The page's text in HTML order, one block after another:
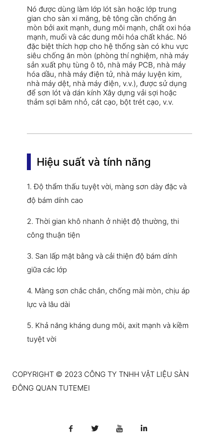
Nó được dùng làm lớp lót sàn hoặc lớp trung
gian cho sàn xi măng, bê tông cần chống ăn
mòn bởi axit mạnh, dung môi mạnh, chất oxi hóa
mạnh, muối và các dung môi hóa chất khác. Nó
đặc biệt thích hợp cho hệ thống sàn có khu vực
siêu chống ăn mòn (phòng thí nghiệm, nhà máy
sản xuất phụ tùng ô tô, nhà máy PCB, nhà máy
hóa dầu, nhà máy điện tử, nhà máy luyện kim,
nhà máy dệt, nhà máy điện, v.v.), được sử dụng
để sơn lót và dán kính Xây dựng vải sợi hoặc
thảm sợi băm nhỏ, cát cạo, bột trét cạo, v.v.
Hiệu suất và tính năng
1. Độ thẩm thấu tuyệt vời, màng sơn dày đặc và
độ bám dính cao
2. Thời gian khô nhanh ở nhiệt độ thường, thi
công thuận tiện
3. San lấp mặt bằng và cải thiện độ bám dính
giữa các lớp
4. Màng sơn chắc chắn, chống mài mòn, chịu áp
lực và lâu dài
5. Khả năng kháng dung môi, axit mạnh và kiềm
tuyệt vời
COPYRIGHT © 2023 CÔNG TY TNHH VẬT LIỆU SÀN
ĐÔNG QUAN TUTEMEI